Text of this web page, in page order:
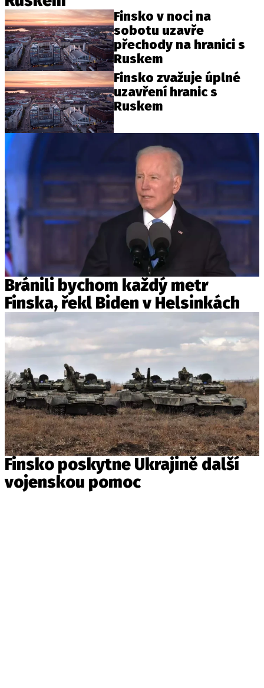
Finsko v noci na
sobotu uzavře
přechody na hranici s
Ruskem
Finsko zvažuje úplné
uzavření hranic s
Ruskem
Bránili bychom každý metr
Finska, řekl Biden v Helsinkách
Finsko poskytne Ukrajině další
vojenskou pomoc